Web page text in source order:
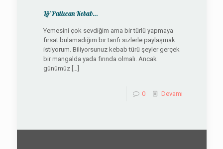
Lö’Patlıcan Kebab…
Yemesini çok sevdiğim ama bir türlü yapmaya
fırsat bulamadığım bir tarifi sizlerle paylaşmak
istiyorum. Biliyorsunuz kebab türü şeyler gerçek
bir mangalda yada fırında olmalı. Ancak
günümüz[…]
0 Devamı